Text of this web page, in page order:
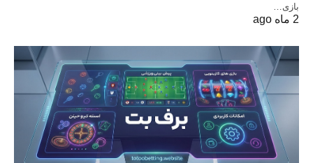
بازی…
2 ماه ago